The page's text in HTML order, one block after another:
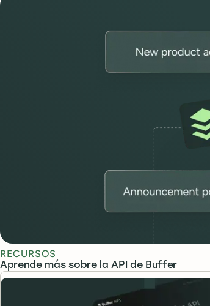
RECURSOS
Aprende más sobre la API de Buffer